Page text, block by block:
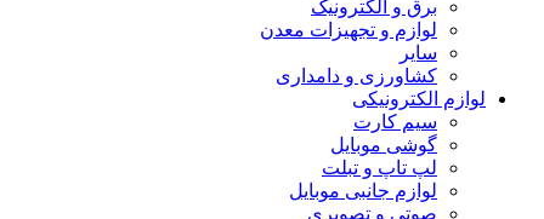
برق و الکترونیک
لوازم و تجهیزات معدن
سایر
کشاورزی و دامداری
لوازم الکترونیکی
سیم کارت
گوشی موبایل
لپ تاپ و تبلت
لوازم جانبی موبایل
صوتی و تصویری